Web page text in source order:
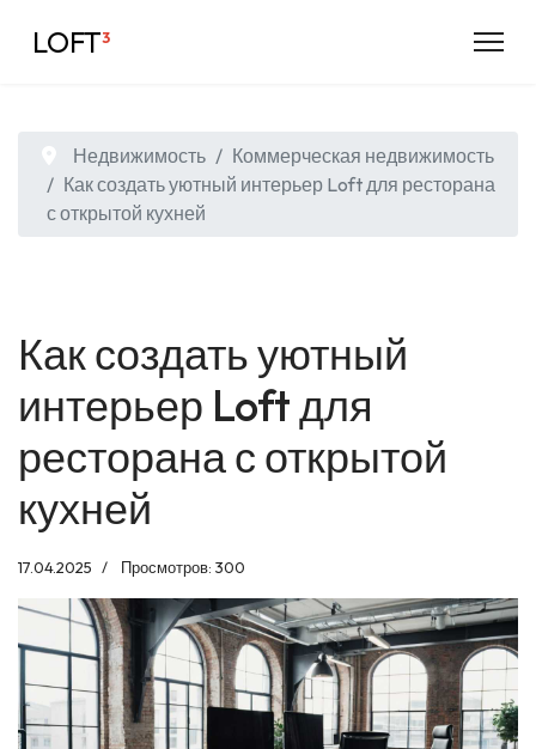
LOFT³
Недвижимость
Коммерческая недвижимость
Как создать уютный интерьер Loft для ресторана
с открытой кухней
Как создать уютный
интерьер Loft для
ресторана с открытой
кухней
17.04.2025 Просмотров: 300